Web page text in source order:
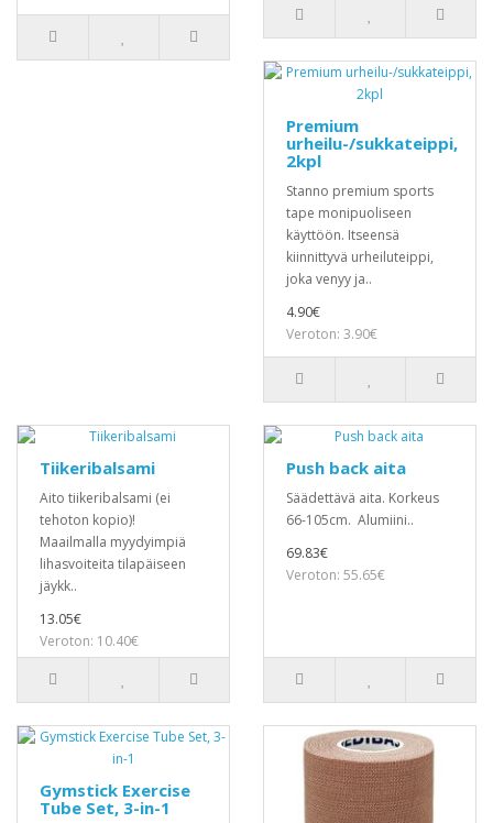
Premium
urheilu-/sukkateippi,
2kpl
Stanno premium sports
tape monipuoliseen
käyttöön. Itseensä
kiinnittyvä urheiluteippi,
joka venyy ja..
4.90€
Veroton: 3.90€
Tiikeribalsami
Aito tiikeribalsami (ei
tehoton kopio)!
Maailmalla myydyimpiä
lihasvoiteita tilapäiseen
jäykk..
13.05€
Veroton: 10.40€
Push back aita
Säädettävä aita. Korkeus
66-105cm. Alumiini..
69.83€
Veroton: 55.65€
Gymstick Exercise
Tube Set, 3-in-1